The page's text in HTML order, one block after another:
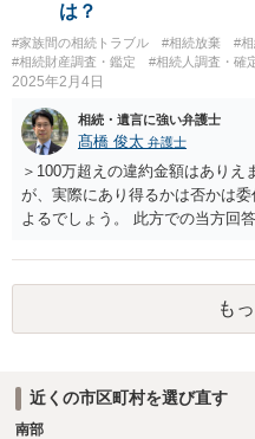
は？
#家族間の相続トラブル #相続放棄 #
#相続財産調査・鑑定
#相続人調査・確
2025年2月4日
相続・遺言に強い弁護士
髙橋 俊太 弁護士
＞100万超えの違約金額はあり
が、実際にあり得るかは否かは
よるでしょう。 此方での当方回
も
近くの市区町村を選び直す
南部